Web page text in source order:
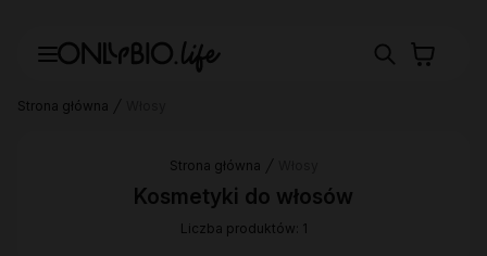
Strona główna
Strona główna
Kosmetyki do włosów
Liczba produktów: 1